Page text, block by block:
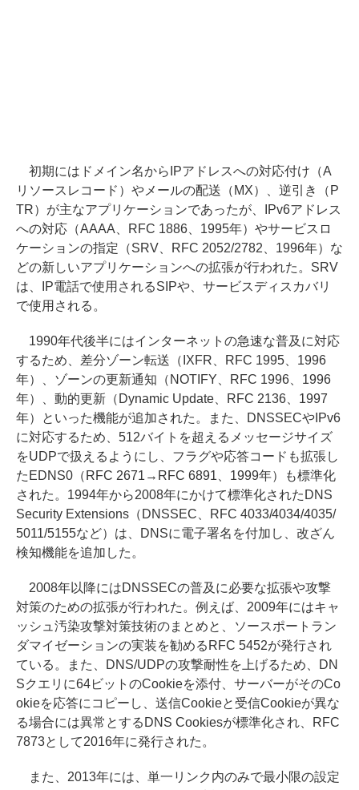
初期にはドメイン名からIPアドレスへの対応付け（A
リソースレコード）やメールの配送（MX）、逆引き（P
TR）が主なアプリケーションであったが、IPv6アドレス
への対応（AAAA、RFC 1886、1995年）やサービスロ
ケーションの指定（SRV、RFC 2052/2782、1996年）な
どの新しいアプリケーションへの拡張が行われた。SRV
は、IP電話で使用されるSIPや、サービスディスカバリ
で使用される。
1990年代後半にはインターネットの急速な普及に対応
するため、差分ゾーン転送（IXFR、RFC 1995、1996
年）、ゾーンの更新通知（NOTIFY、RFC 1996、1996
年）、動的更新（Dynamic Update、RFC 2136、1997
年）といった機能が追加された。また、DNSSECやIPv6
に対応するため、512バイトを超えるメッセージサイズ
をUDPで扱えるようにし、フラグや応答コードも拡張し
たEDNS0（RFC 2671→RFC 6891、1999年）も標準化
された。1994年から2008年にかけて標準化されたDNS
Security Extensions（DNSSEC、RFC 4033/4034/4035/
5011/5155など）は、DNSに電子署名を付加し、改ざん
検知機能を追加した。
2008年以降にはDNSSECの普及に必要な拡張や攻撃
対策のための拡張が行われた。例えば、2009年にはキャ
ッシュ汚染攻撃対策技術のまとめと、ソースポートラン
ダマイゼーションの実装を勧めるRFC 5452が発行され
ている。また、DNS/UDPの攻撃耐性を上げるため、DN
Sクエリに64ビットのCookieを添付、サーバーがそのCo
okieを応答にコピーし、送信Cookieと受信Cookieが異な
る場合には異常とするDNS Cookiesが標準化され、RFC
7873として2016年に発行された。
また、2013年には、単一リンク内のみで最小限の設定